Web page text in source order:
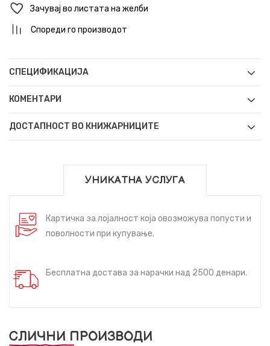
Зачувај во листата на желби
Спореди го производот
СПЕЦИФИКАЦИЈА
КОМЕНТАРИ
ДОСТАПНОСТ ВО КНИЖАРНИЦИТЕ
УНИКАТНА УСЛУГА
Картичка за лојалност која овозможува попусти и
поволности при купување.
Бесплатна достава за нарачки над 2500 денари.
СЛИЧНИ ПРОИЗВОДИ